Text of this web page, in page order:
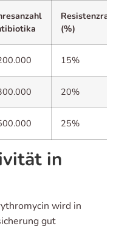
Resistenzrate
(%)
15%
20%
25%
in
wird in
gut